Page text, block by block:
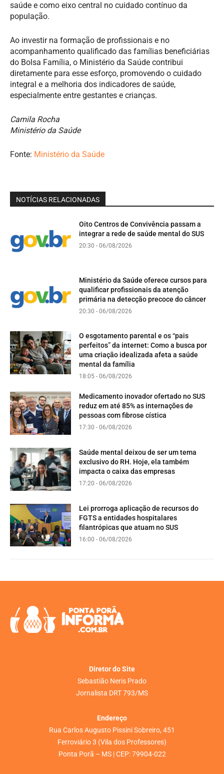
saúde e como eixo central no cuidado contínuo da
população.
Ao investir na formação de profissionais e no
acompanhamento qualificado das famílias beneficiárias
do Bolsa Família, o Ministério da Saúde contribui
diretamente para esse esforço, promovendo o cuidado
integral e a melhoria dos indicadores de saúde,
especialmente entre gestantes e crianças.
Camila Rocha
Ministério da Saúde
Fonte: Ministério da Saúde
NOTÍCIAS RELACIONADAS
Oito Centros de Convivência passam a
integrar a rede de saúde mental do SUS
20:30 - 06/08/2026
Ministério da Saúde oferece cursos para
qualificar profissionais da atenção
primária na detecção precoce do câncer
20:30 - 06/08/2026
O esgotamento parental e os “pais
perfeitos” da internet: Como a busca por
uma criação idealizada afeta a saúde
mental da família
18:05 - 06/08/2026
Medicamento inovador ofertado no SUS
reduz em até 85% as internações de
pessoas com fibrose cística
17:30 - 06/08/2026
Saúde mental deixou de ser um tema
exclusivo do RH. Hoje, ela também
impacta o caixa das empresas
17:20 - 06/08/2026
Lei prorroga aplicação de recursos do
FGTS a entidades hospitalares
filantrópicas que atuam no SUS
16:00 - 06/08/2026
Diretor do Site
Sebastião Neris Prado
Jornalista DRT 793/MS
Endereço
Rua Carlos Augusto Pissini Sobreiro, 451
Ferroviário 3 (Vila dos Professores)
Ponta Porã – MS | CEP: 79904-022